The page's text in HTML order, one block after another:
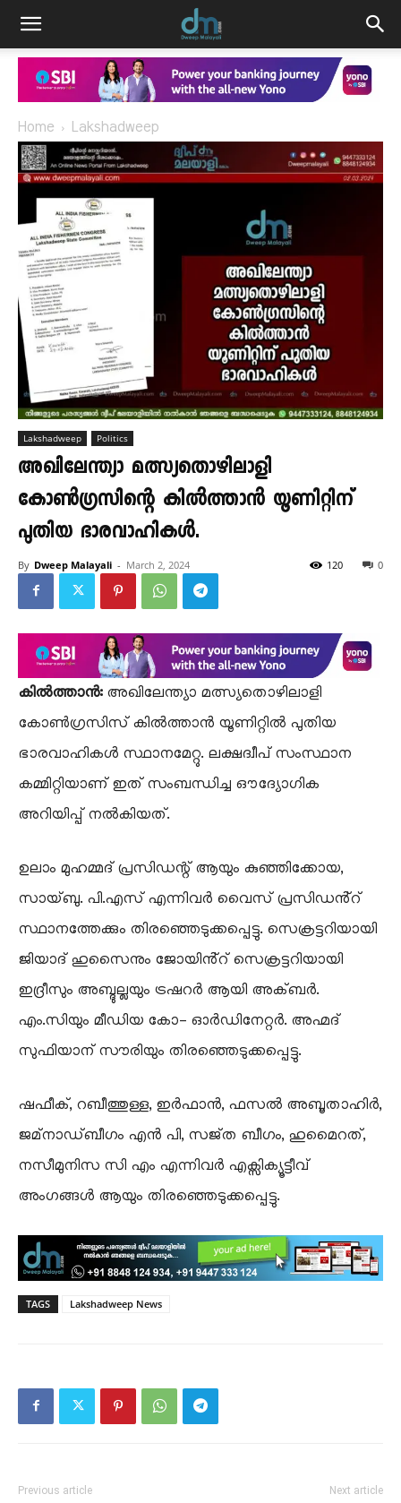
Home Lakshadweep
Lakshadweep Politics
അഖിലേന്ത്യാ മത്സ്യതൊഴിലാളി
കോൺഗ്രസിന്റെ കിൽത്താൻ യൂണിറ്റിന്
പുതിയ ഭാരവാഹികൾ.
By Dweep Malayali - March 2, 2024 0
120
കിൽത്താൻ:അഖിലേന്ത്യാ മത്സ്യതൊഴിലാളി
കോൺഗ്രസിസ് കിൽത്താൻ യൂണിറ്റിൽ പുതിയ
ഭാരവാഹികൾ സ്ഥാനമേറ്റു. ലക്ഷദ്വീപ് സംസ്ഥാന
കമ്മിറ്റിയാണ് ഇത് സംബന്ധിച്ച ഔദ്യോഗിക
അറിയിപ്പ് നൽകിയത്.
ഉലാം മുഹമ്മദ്‌ പ്രസിഡന്റ് ആയും കുഞ്ഞിക്കോയ,
സായ്ബു. പി.എസ് എന്നിവർ വൈസ് പ്രസിഡൻ്റ്
സ്ഥാനത്തേക്കും തിരഞ്ഞെടുക്കപ്പെട്ടു. സെക്രട്ടറിയായി
ജിയാദ് ഹുസൈനും ജോയിൻ്റ് സെക്രട്ടറിയായി
ഇദ്രീസും അബ്ദുല്ലയും ട്രഷറർ ആയി അക്ബർ.
എം.സിയും മീഡിയ കോ- ഓർഡിനേറ്റർ. അഹ്മദ്‌
സുഫിയാന് സൗരിയും തിരഞ്ഞെടുക്കപ്പെട്ടു.
ഷഫീക്, റബീത്തുള്ള, ഇർഫാൻ, ഫസൽ അബൂതാഹിർ,
ജമ്‌നാഡ്ബീഗം എൻ പി, സജ്ത ബീഗം, ഹുമൈറത്,
നസീമുനിസ സി എം എന്നിവർ എക്സിക്യൂട്ടീവ്
അംഗങ്ങൾ ആയും തിരഞ്ഞെടുക്കപ്പെട്ടു.
TAGS Lakshadweep News
Previous article Next article